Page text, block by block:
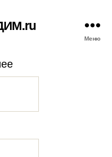
Меню